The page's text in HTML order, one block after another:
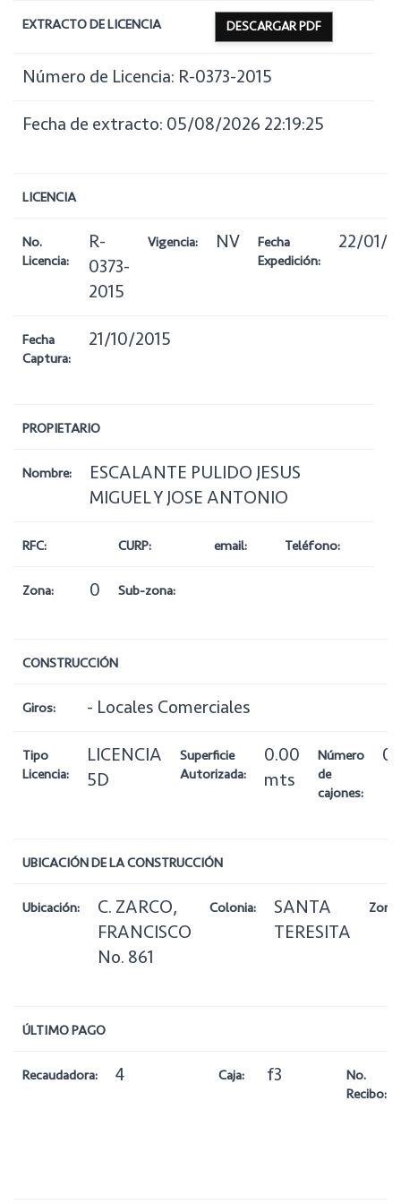
EXTRACTO DE LICENCIA DESCARGAR PDF
Número de Licencia: R-0373-2015
Fecha de extracto: 05/08/2026 22:19:25
LICENCIA
No.
Licencia:
R-
0373-
2015
Vigencia: NV
Fecha
Expedición:
22/01/
Fecha
Captura:
21/10/2015
PROPIETARIO
Nombre:
ESCALANTE PULIDO JESUS
MIGUEL Y JOSE ANTONIO
RFC: CURP: email: Teléfono:
Zona: 0 Sub-zona:
CONSTRUCCIÓN
Giros: - Locales Comerciales
Tipo
Licencia:
LICENCIA
5D
Superficie
Autorizada:
0.00
mts
Número
de
cajones:
0
UBICACIÓN DE LA CONSTRUCCIÓN
Ubicación:
C. ZARCO,
FRANCISCO
No. 861
Colonia:
SANTA
TERESITA
Zona:
ÚLTIMO PAGO
Recaudadora: 4 Caja: f3
No.
Recibo: